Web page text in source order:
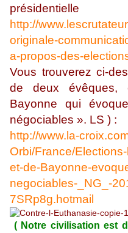
http://
originale-
a-propos-des-
Vous trouverez ci-
de deux
Bayonne qui
négociables ». LS ) :
http://www.la-
Orbi/France/
et-de-Bayonne-
negociables-_NG_-
7SRp8g.hotmail
( Notre civilisation est